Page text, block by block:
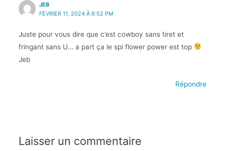
JEB
FÉVRIER 11, 2024 À 6:52 PM
Juste pour vous dire que c’est cowboy sans tiret et
fringant sans U… a part ça le spi flower power est top
Jeb
Répondre
Laisser un commentaire